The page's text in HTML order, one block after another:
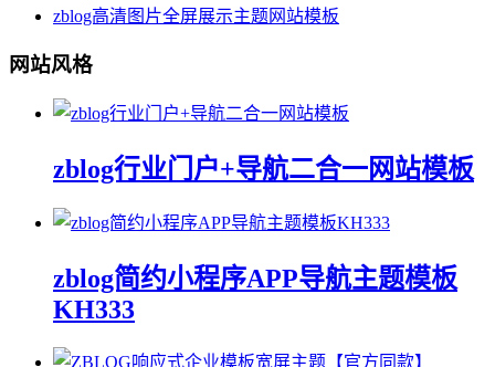
zblog高清图片全屏展示主题网站模板
网站风格
zblog行业门户+导航二合一网站模板
zblog简约小程序APP导航主题模板
KH333